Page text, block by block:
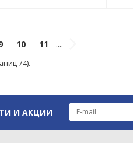
10 11 ....
74).
И АКЦИИ